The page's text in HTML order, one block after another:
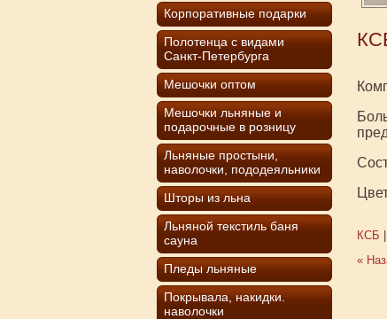
Корпоративные подарки
Полотенца с видами
Санкт-Петербурга
Мешочки оптом
Мешочки льняные и
подарочные в розницу
Льняные простыни,
наволочки, пододеяльники
Шторы из льна
Льняной текстиль баня
сауна
Пледы льняные
Покрывала, накидки.
наволочки
КСБ
«